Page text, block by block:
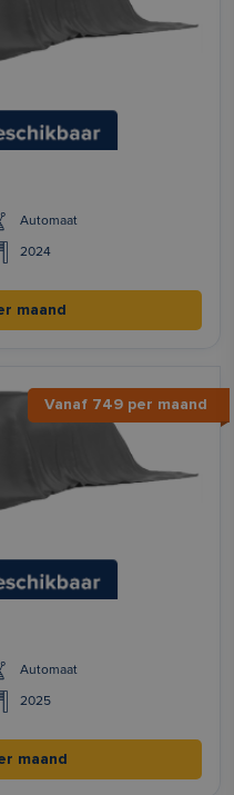
Automaat
2024
maand
Vanaf 749 per maand
Automaat
2025
maand